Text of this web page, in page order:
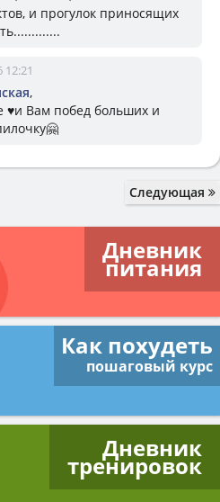
и прогулок приносящих
12:21
,
♥️и Вам побед больших и
Следующая
Дневник
питания
Как похудеть
пошаговый курс
Дневник
тренировок